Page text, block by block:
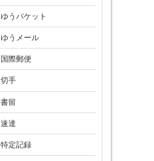
ゆうパケット
ゆうメール
国際郵便
切手
書留
速達
特定記録